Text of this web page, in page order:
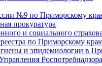
№9 по Приморскому
прокуратура
и социального
по Приморскому
и эпидемиологии в